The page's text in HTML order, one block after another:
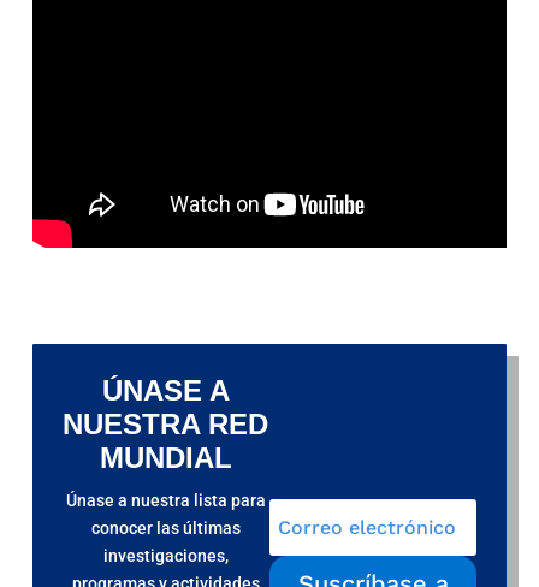
ÚNASE A
NUESTRA RED
MUNDIAL
Únase a nuestra lista para
conocer las últimas
investigaciones,